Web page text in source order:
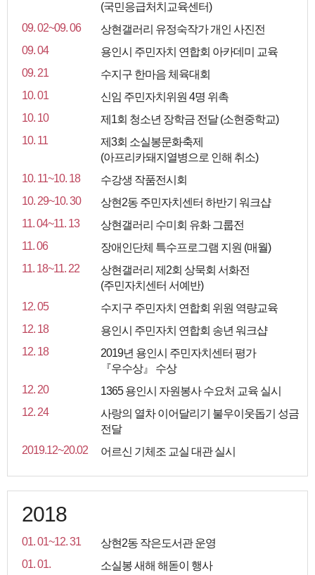
(국민응급처치교육센터)
09. 02~09. 06
상현갤러리 유정숙작가 개인 사진전
09. 04
용인시 주민자치 연합회 아카데미 교육
09. 21
수지구 한마음 체육대회
10. 01
신임 주민자치위원 4명 위촉
10. 10
제1회 청소년 장학금 전달 (소현중학교)
10. 11
제3회 소실봉문화축제
(아프리카돼지열병으로 인해 취소)
10. 11~10. 18
수강생 작품전시회
10. 29~10. 30
상현2동 주민자치센터 하반기 워크샵
11. 04~11. 13
상현갤러리 수미회 유화 그룹전
11. 06
장애인단체 특수프로그램 지원 (매월)
11. 18~11. 22
상현갤러리 제2회 상묵회 서화전
(주민자치센터 서예반)
12. 05
수지구 주민자치 연합회 위원 역량교육
12. 18
용인시 주민자치 연합회 송년 워크샵
12. 18
2019년 용인시 주민자치센터 평가
『우수상』 수상
12. 20
1365 용인시 자원봉사 수요처 교육 실시
12. 24
사랑의 열차 이어달리기 불우이웃돕기 성금
전달
2019.12~20.02
어르신 기체조 교실 대관 실시
2018
01. 01~12. 31
상현2동 작은도서관 운영
01. 01.
소실봉 새해 해돋이 행사